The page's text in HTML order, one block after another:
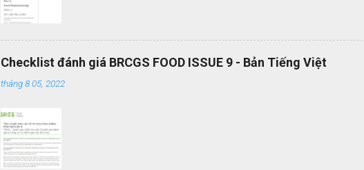
Checklist đánh giá BRCGS FOOD ISSUE 9 - Bản Tiếng Việt
tháng 8 05, 2022